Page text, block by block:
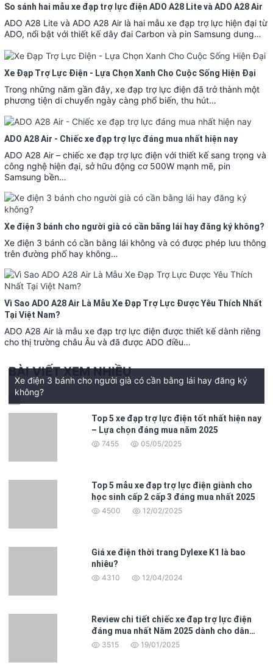
So sánh hai mẫu xe đạp trợ lực điện ADO A28 Lite và ADO A28 Air
ADO A28 Lite và ADO A28 Air là hai mẫu xe đạp trợ lực hiện đại từ
ADO, nổi bật với thiết kế dây đai Carbon và pin Samsung dung…
Xe Đạp Trợ Lực Điện - Lựa Chọn Xanh Cho Cuộc Sống Hiện Đại
Trong những năm gần đây, xe đạp trợ lực điện đã trở thành một
phương tiện di chuyển ngày càng phổ biến, thu hút…
ADO A28 Air - Chiếc xe đạp trợ lực đáng mua nhất hiện nay
ADO A28 Air – chiếc xe đạp trợ lực điện với thiết kế sang trọng và
công nghệ hiện đại, sở hữu động cơ 500W mạnh mẽ, pin
Samsung bền…
Xe điện 3 bánh cho người già có cần bằng lái hay đăng ký không?
Xe điện 3 bánh có cần bằng lái không và có được phép lưu thông
trên đường phố hay không…
Vì Sao ADO A28 Air Là Mẫu Xe Đạp Trợ Lực Được Yêu Thích Nhất
Tại Việt Nam?
ADO A28 Air là mẫu xe đạp trợ lực điện được thiết kế dành riêng
cho thị trường châu Âu và đã được ADO điều…
BÀI VIẾT XEM NHIỀU
Xe điện 3 bánh cho người già có cần bằng lái hay đăng ký
không?
Top 5 xe đạp trợ lực điện tốt nhất hiện nay
– Lựa chọn đáng mua năm 2025
7455 05/05/2025
Top 5 mẫu xe đạp trợ lực điện giành cho
học sinh cấp 2 cấp 3 đáng mua nhất 2025
4500 12/02/2025
Giá xe điện thời trang Dylexe K1 là bao
nhiêu?
4310 12/04/2024
Review chi tiết chiếc xe đạp trợ lực điện
đáng mua nhất Năm 2025 dành cho dân
văn phòng
3515 19/01/2025